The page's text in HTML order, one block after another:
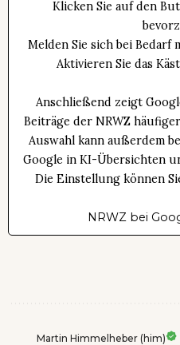
Klicken Sie auf den
Melden Sie sich bei Bedarf
Aktivieren Sie das
Anschließend zeigt
Beiträge der NRWZ
Auswahl kann außerdem
Google in KI-Übersichten
Die Einstellung können
NRWZ bei
Martin Himmelheber (him)